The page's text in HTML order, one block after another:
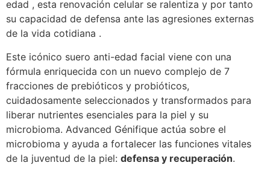
edad , esta renovación celular se ralentiza y por tanto
su capacidad de defensa ante las agresiones externas
de la vida cotidiana .
Este icónico suero anti-edad facial viene con una
fórmula enriquecida con un nuevo complejo de 7
fracciones de prebióticos y probióticos,
cuidadosamente seleccionados y transformados para
liberar nutrientes esenciales para la piel y su
microbioma. Advanced Génifique actúa sobre el
microbioma y ayuda a fortalecer las funciones vitales
de la juventud de la piel: defensa y recuperación.